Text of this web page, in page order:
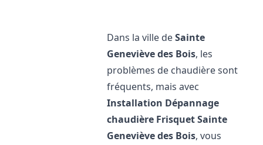
Dans la ville deSainte
Geneviève des Bois, les
problèmes de chaudière sont
fréquents, mais avec
Installation Dépannage
chaudière FrisquetSainte
Geneviève des Bois, vous